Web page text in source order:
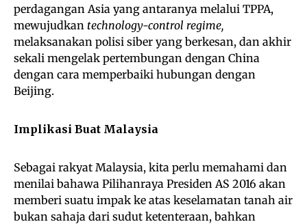
perdagangan Asia yang antaranya melalui TPPA,
mewujudkan technology-control regime,
melaksanakan polisi siber yang berkesan, dan akhir
sekali mengelak pertembungan dengan China
dengan cara memperbaiki hubungan dengan
Beijing.
Implikasi Buat Malaysia
Sebagai rakyat Malaysia, kita perlu memahami dan
menilai bahawa Pilihanraya Presiden AS 2016 akan
memberi suatu impak ke atas keselamatan tanah air
bukan sahaja dari sudut ketenteraan, bahkan